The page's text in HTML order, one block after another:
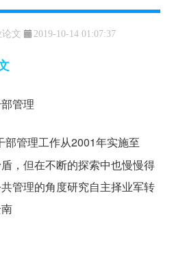
文 2019-10-14 01:07:37
管理
部管理工作从2001年实施至
，但在不断的探索中也慢慢得
管理的角度研究自主择业军转